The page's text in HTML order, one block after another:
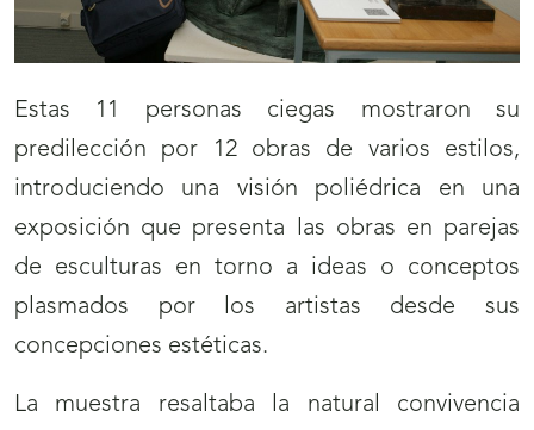
Estas 11 personas ciegas mostraron su
predilección por 12 obras de varios estilos,
introduciendo una visión poliédrica en una
exposición que presenta las obras en parejas
de esculturas en torno a ideas o conceptos
plasmados por los artistas desde sus
concepciones estéticas.
La muestra resaltaba la natural convivencia